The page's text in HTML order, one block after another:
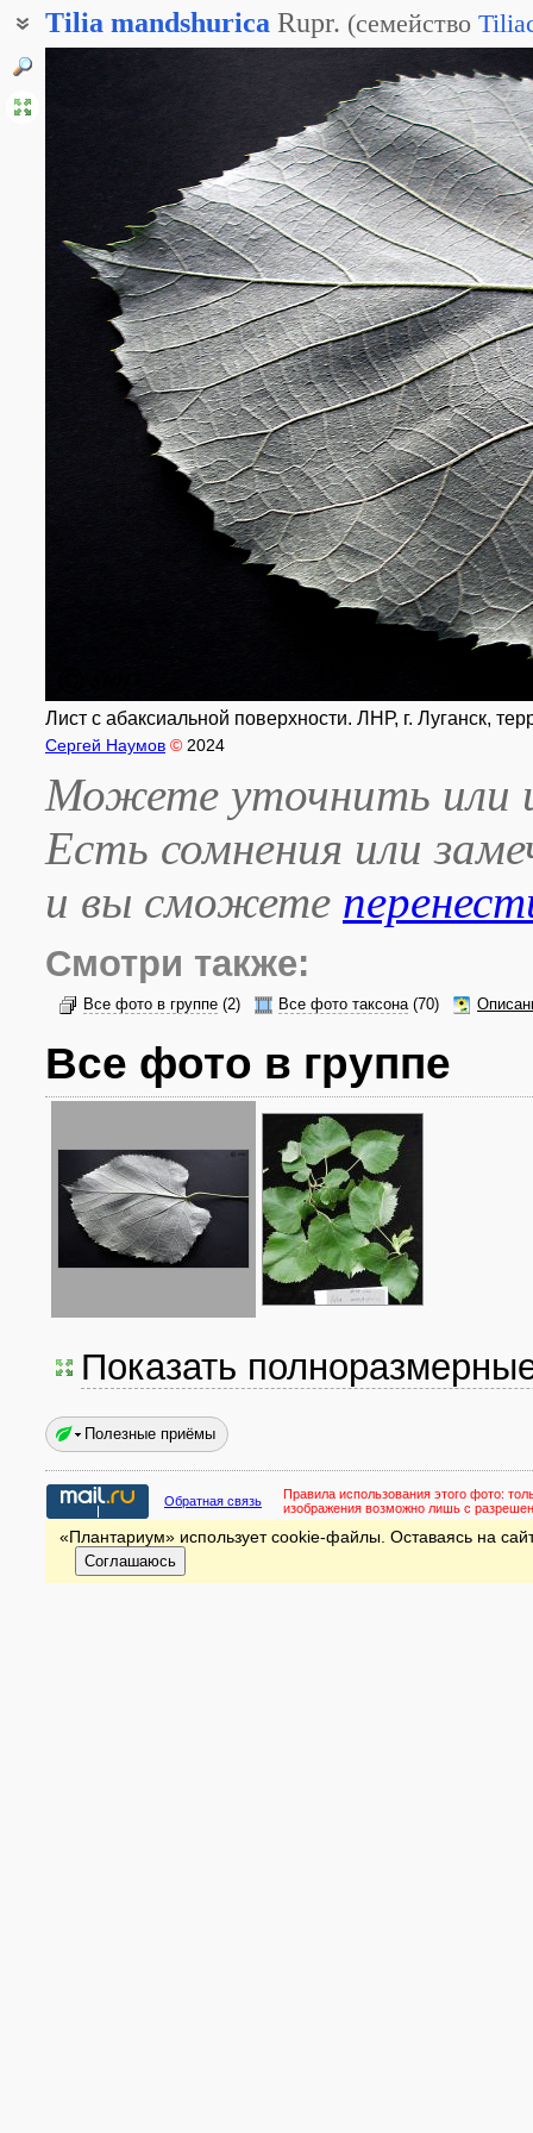
Tilia mandshurica Rupr. (семейство
Липа крупнолистная
Лист с абаксиальной поверхности. ЛНР, г. Луганск,
Сергей Наумов © 2024
Можете уточнить или
Есть сомнения или
и вы сможете
Смотри также:
Все фото в группе (2) Все фото таксона(70)
Все фото в группе
Показать
Полезные приёмы
Обратная связь Правила использования этого фото:
изображения возможно лишь с
«Плантариум» использует cookie-файлы. Оставаясь на
Соглашаюсь